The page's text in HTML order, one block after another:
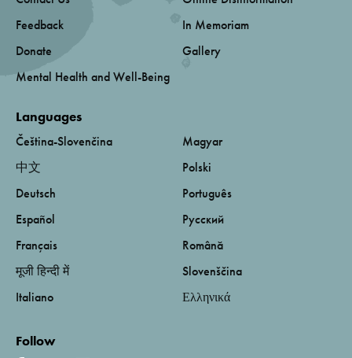
Feedback
Donate
Mental Health and Well-Being
In Memoriam
Gallery
Languages
Čeština-Slovenčina
中文
Deutsch
Español
Français
मूजी हिन्दी में
Italiano
Magyar
Polski
Português
Русский
Română
Slovenščina
Ελληνικά
Follow